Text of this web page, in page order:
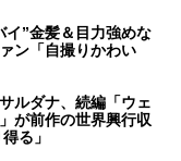
イ”金髪＆目力強めな
ン「自撮りかわい
ルダナ、続編「ウェ
が前作の世界興行収
る」